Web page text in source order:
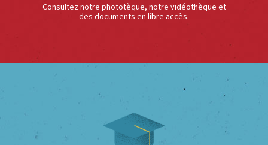
Consultez notre phototèque, notre vidéothèque et
des documents en libre accès.